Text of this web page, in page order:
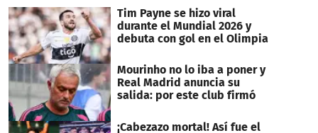
8
seconds
Tim Payne se hizo viral
durante el Mundial 2026 y
debuta con gol en el Olimpia
Mourinho no lo iba a poner y
Real Madrid anuncia su
salida: por este club firmó
¡Cabezazo mortal! Así fue el